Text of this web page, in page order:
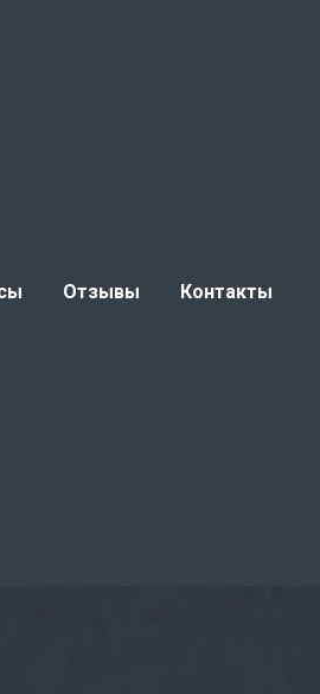
Отзывы Контакты